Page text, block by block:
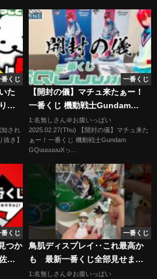
ン賞
番くじ
た
抜
され
き】
一番くじ
【開封の儀】マチュ来たぁー！
一番くじ 機動戦士Gundam
GQuuuuuuX
1:名無しさん＠お腹いっぱい
2025.02.27(Thu) 【開封の儀】マチュ来た
ぁー！一番くじ 機動戦士Gundam
GQuuuuuuXっ...
番くじ
つか
久
一番くじ
鳥肌ディスプレイ‥これ最高か
も 最新一番くじ全部見せま
す #dragonball #ドラゴンボー
1:名無しさん＠お腹いっぱい